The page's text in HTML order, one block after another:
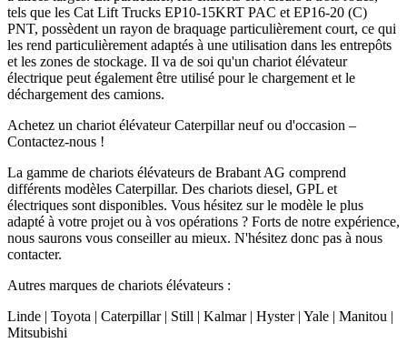
tels que les Cat Lift Trucks EP10-15KRT PAC et EP16-20 (C)
PNT, possèdent un rayon de braquage particulièrement court, ce qui
les rend particulièrement adaptés à une utilisation dans les entrepôts
et les zones de stockage. Il va de soi qu'un chariot élévateur
électrique peut également être utilisé pour le chargement et le
déchargement des camions.
Achetez un chariot élévateur Caterpillar neuf ou d'occasion –
Contactez-nous !
La gamme de chariots élévateurs de Brabant AG comprend
différents modèles Caterpillar. Des chariots diesel, GPL et
électriques sont disponibles. Vous hésitez sur le modèle le plus
adapté à votre projet ou à vos opérations ? Forts de notre expérience,
nous saurons vous conseiller au mieux. N'hésitez donc pas à nous
contacter.
Autres marques de chariots élévateurs :
Linde | Toyota | Caterpillar | Still | Kalmar | Hyster | Yale | Manitou |
Mitsubishi